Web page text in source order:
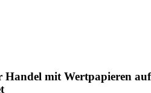
mit Wertpapieren auf